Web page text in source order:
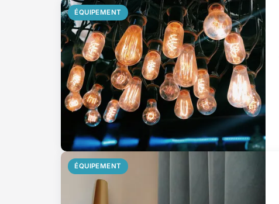
ÉQUIPEMENT
ÉQUIPEMENT